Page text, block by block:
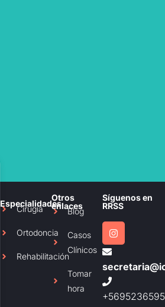
Especialidades
Cirugía
Ortodoncia
Rehabilitación
Otros
enlaces
Blog
Casos
Clínicos
Tomar
hora
Síguenos en
RRSS